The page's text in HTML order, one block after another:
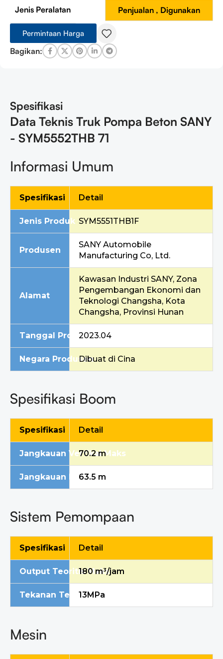
Jenis Peralatan Penjualan , Digunakan
Permintaan Harga
Bagikan:
Spesifikasi
Data Teknis Truk Pompa Beton SANY
- SYM5552THB 71
Informasi Umum
Spesifikasi Detail
Jenis Produk SYM5551THB1F
Produsen
SANY Automobile
Manufacturing Co, Ltd.
Alamat
Kawasan Industri SANY, Zona
Pengembangan Ekonomi dan
Teknologi Changsha, Kota
Changsha, Provinsi Hunan
Tanggal Produksi2023.04
Negara ProdusenDibuat di Cina
Spesifikasi Boom
Spesifikasi Detail
Jangkauan Vertikal Maks
70.2 m
Jangkauan Horisontal Maks
63.5 m
Sistem Pemompaan
Spesifikasi Detail
Output Teoritis Maks
180 m³/jam
Tekanan Teoritis Maksimum
13 MPa
Mesin